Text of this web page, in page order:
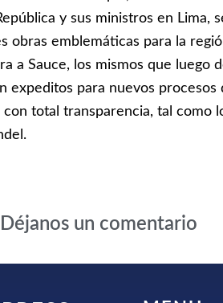
y sus ministros en Lima,
obras emblemáticas para la
a Sauce, los mismos que luego
expeditos para nuevos procesos
total transparencia, tal como
Déjanos un comentario